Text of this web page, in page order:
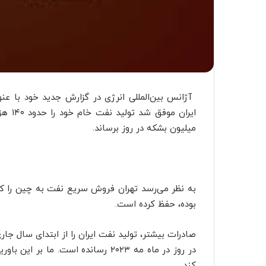
میلیون بشکه در روز برساند.
بوده، حفظ کرده است.
در روز در ماه مه ۲۰۲۳ رسانده